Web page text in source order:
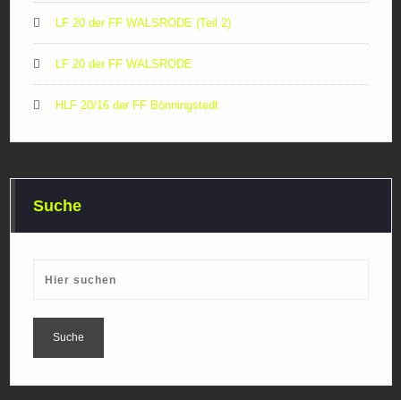
LF 20 der FF WALSRODE (Teil 2)
LF 20 der FF WALSRODE
HLF 20/16 der FF Bönningstedt
Suche